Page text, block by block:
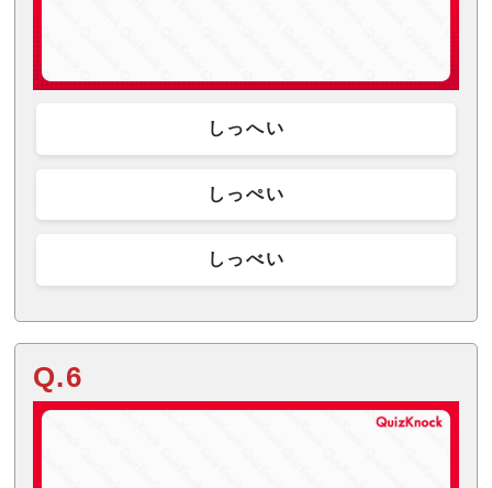
しっへい
しっぺい
しっべい
Q.6